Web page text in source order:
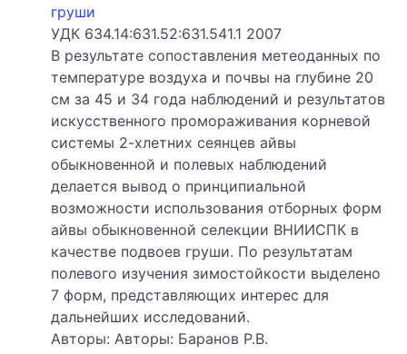
груши
УДК 634.14:631.52:631.541.1 2007
В результате сопоставления метеоданных по
температуре воздуха и почвы на глубине 20
см за 45 и 34 года наблюдений и результатов
искусственного промораживания корневой
системы 2-хлетних сеянцев айвы
обыкновенной и полевых наблюдений
делается вывод о принципиальной
возможности использования отборных форм
айвы обыкновенной селекции ВНИИСПК в
качестве подвоев груши. По результатам
полевого изучения зимостойкости выделено
7 форм, представляющих интерес для
дальнейших исследований.
Авторы: Авторы: Баранов Р.В.